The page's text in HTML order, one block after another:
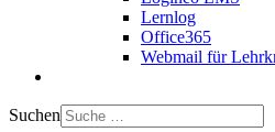
Lernlog
Office365
Webmail für
Suchen